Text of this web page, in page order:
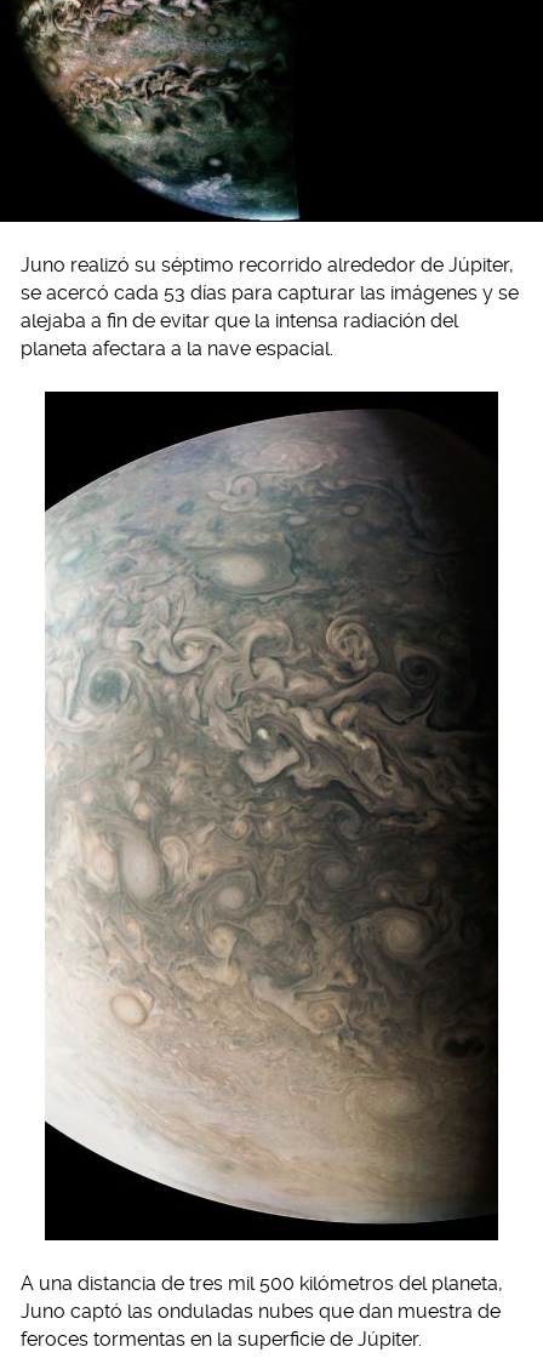
Juno realizó su séptimo recorrido alrededor de Júpiter,
se acercó cada 53 días para capturar las imágenes y se
alejaba a fin de evitar que la intensa radiación del
planeta afectara a la nave espacial.
A una distancia de tres mil 500 kilómetros del planeta,
Juno captó las onduladas nubes que dan muestra de
feroces tormentas en la superficie de Júpiter.